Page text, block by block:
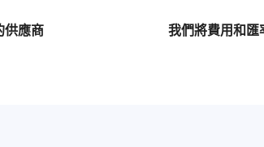
供應商 我們將費用和匯